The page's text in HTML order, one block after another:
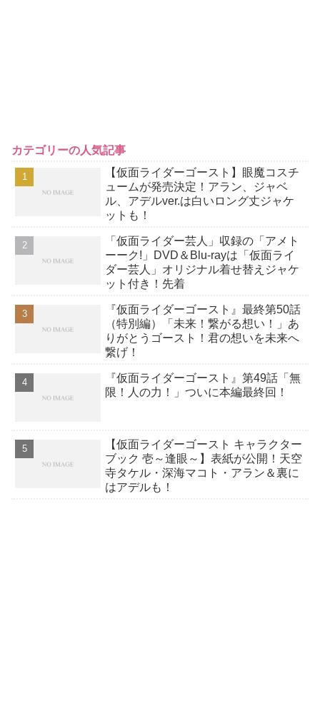
カテゴリーの人気記事
【仮面ライダーゴースト】眼魔コスチ
ュームが発売決定！アラン、ジャベ
ル、アデルver.は白いロング丈ジャケ
ットも！
「仮面ライダー芸人」収録の「アメト
ーーク!」DVD＆Blu-rayは「仮面ライ
ダー芸人」オリジナル着せ替えジャケ
ット付き！先着
『仮面ライダーゴースト』最終第50話
（特別編）「未来！繋がる想い！」あ
りがとうゴースト！君の想いを未来へ
繋げ！
『仮面ライダーゴースト』第49話「無
限！人の力！」ついに本編最終回！
【仮面ライダーゴースト キャラクター
ブック 壱～逢眼～】表紙が公開！天空
寺タケル・深海マコト・アラン＆裏に
はアデルも！